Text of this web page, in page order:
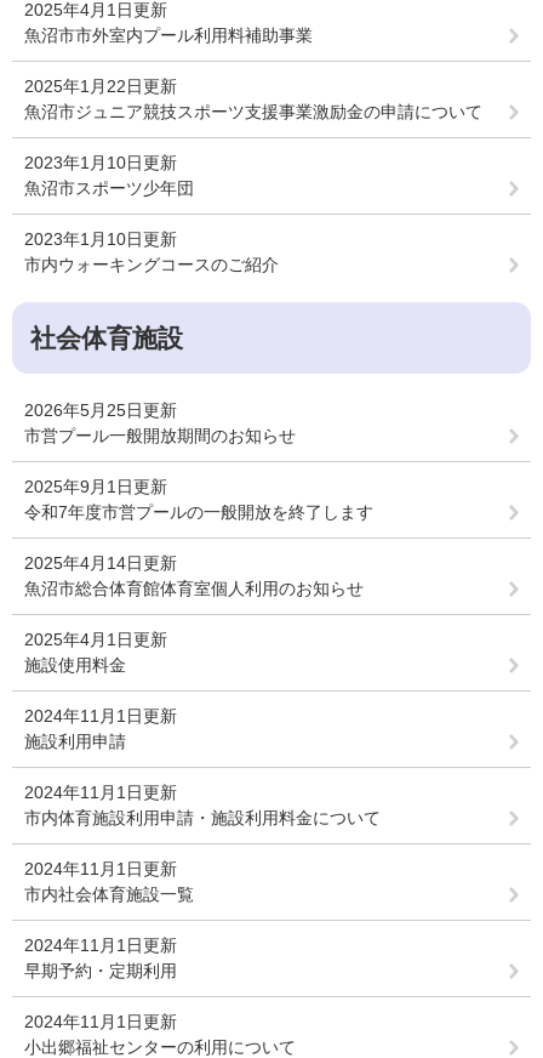
2025年4月1日更新
魚沼市市外室内プール利用料補助事業
2025年1月22日更新
魚沼市ジュニア競技スポーツ支援事業激励金の申請について
2023年1月10日更新
魚沼市スポーツ少年団
2023年1月10日更新
市内ウォーキングコースのご紹介
社会体育施設
2026年5月25日更新
市営プール一般開放期間のお知らせ
2025年9月1日更新
令和7年度市営プールの一般開放を終了します
2025年4月14日更新
魚沼市総合体育館体育室個人利用のお知らせ
2025年4月1日更新
施設使用料金
2024年11月1日更新
施設利用申請
2024年11月1日更新
市内体育施設利用申請・施設利用料金について
2024年11月1日更新
市内社会体育施設一覧
2024年11月1日更新
早期予約・定期利用
2024年11月1日更新
小出郷福祉センターの利用について